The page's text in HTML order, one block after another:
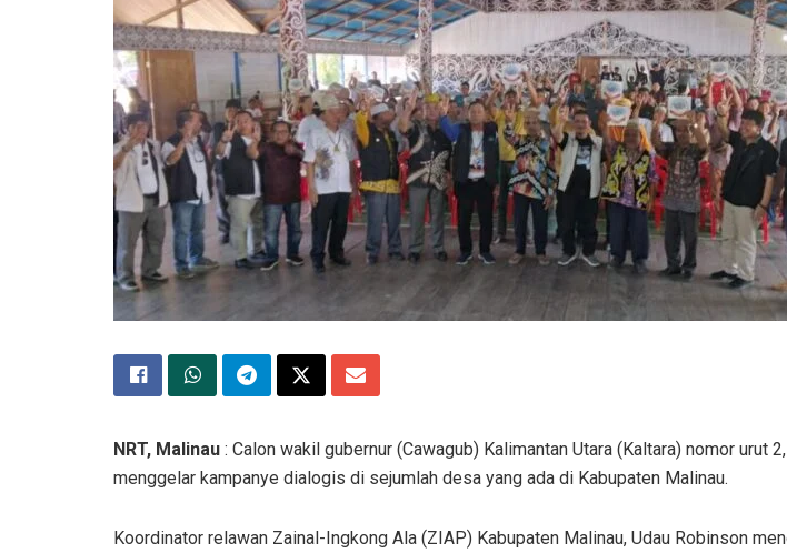
NRT, Malinau : Calon wakil gubernur (Cawagub) Kalimantan Utara (Kaltara) nomor urut
menggelar kampanye dialogis di sejumlah desa yang ada di Kabupaten Malinau.
Koordinator relawan Zainal-Ingkong Ala (ZIAP) Kabupaten Malinau, Udau Robinson